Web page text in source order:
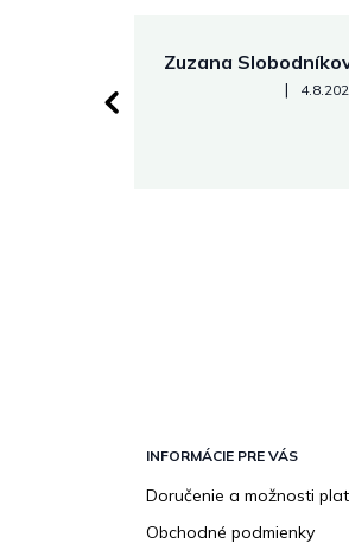
Zuzana
Hodnotenie obchodu
|
INFORMÁCIE PRE VÁS
Doručenie a možnosti
Obchodné podmienky